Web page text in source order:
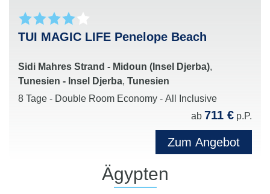
TUI MAGIC LIFE Penelope Beach
Sidi Mahres Strand - Midoun (Insel Djerba),
Tunesien - Insel Djerba, Tunesien
8 Tage - Double Room Economy - All Inclusive
ab 711 € p.P.
Zum Angebot
Ägypten